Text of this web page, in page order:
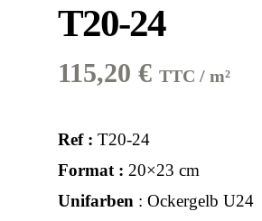
T20-24
115,20 € TTC / m²
Ref : T20-24
Format : 20×23 cm
Unifarben : Ockergelb U24